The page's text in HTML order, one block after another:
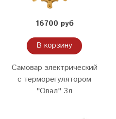
16700 руб
В корзину
Самовар электрический
с терморегулятором
"Овал" 3л